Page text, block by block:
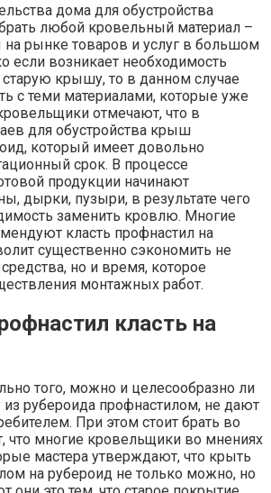
дома для обустройства
любой кровельный материал –
рынке товаров и услуг в большом
если возникает необходимость
старую крышу, то в данном случае
с теми материалами, которые уже
отмечают, что в
для обустройства крыш
который имеет довольно
срок. В процессе
продукции начинают
дырки, пузыри, в результате чего
заменить кровлю. Многие
класть профнастил на
существенно сэкономить не
но и время, которое
монтажных работ.
класть на
того, можно и целесообразно ли
рубероида профнастилом, не дают
При этом стоит брать во
что многие кровельщики во мнениях
мастера утверждают, что крыть
на рубероид не только можно, но